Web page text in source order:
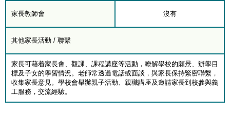
家長教師會 沒有
其他家長活動 / 聯繫
家長可藉着家長會、觀課、課程講座等活動，瞭解學校的願景、辦學目
標及子女的學習情況。老師常透過電話或面談，與家長保持緊密聯繫，
收集家長意見。學校會舉辦親子活動、親職講座及邀請家長到校參與義
工服務，交流經驗。